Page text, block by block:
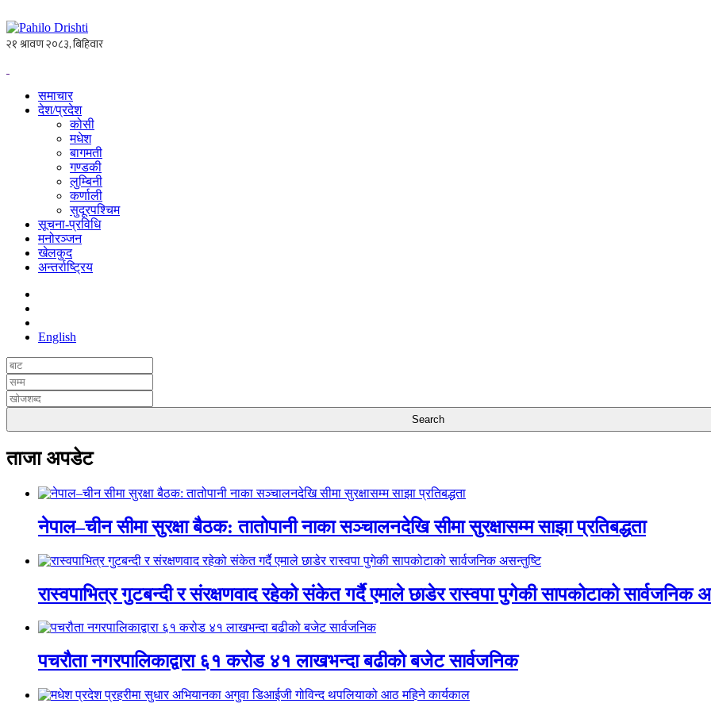
समाचार
देश/प्रदेश
कोसी
मधेश
बागमती
गण्डकी
लुम्बिनी
कर्णाली
सुदूरपश्चिम
सूचना-प्रविधि
मनोरञ्जन
खेलकुद
अन्तर्राष्ट्रिय
English
ताजा अपडेट
नेपाल–चीन सीमा सुरक्षा बैठक: तातोपानी नाका सञ्चालनदेखि सीमा सुरक्षासम्म साझा प्रतिबद्धता
रास्वपाभित्र गुटबन्दी र संरक्षणवाद रहेको संकेत गर्दै एमाले छाडेर रास्वपा पुगेकी सापकोटाको सार्वजनिक
पचरौता नगरपालिकाद्वारा ६१ करोड ४१ लाखभन्दा बढीको बजेट सार्वजनिक